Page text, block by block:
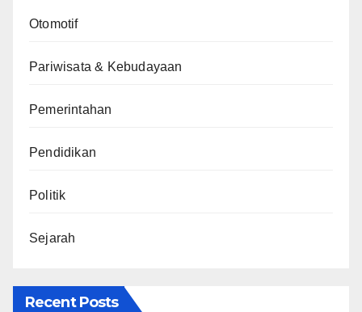
Otomotif
Pariwisata & Kebudayaan
Pemerintahan
Pendidikan
Politik
Sejarah
Recent Posts